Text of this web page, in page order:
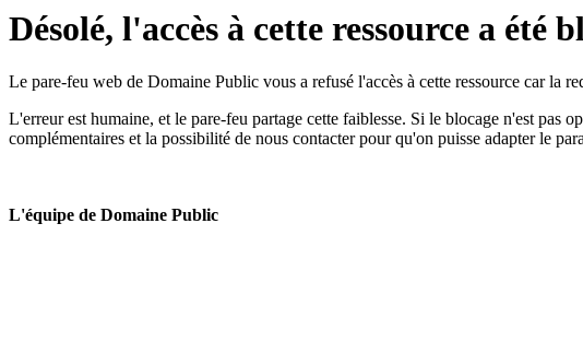
Désolé, l'accès à cette ressource a été
Le pare-feu web de Domaine Public vous a refusé l'accès à cette ressource car la
L'erreur est humaine, et le pare-feu partage cette faiblesse. Si le blocage n'est pas
complémentaires et la possibilité de nous contacter pour qu'on puisse adapter le
L'équipe de Domaine Public